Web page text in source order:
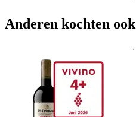
Anderen kochten ook